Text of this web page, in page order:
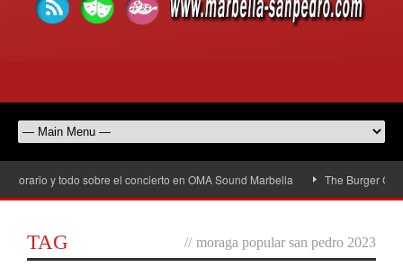
y todo sobre el concierto en OMA Sound Marbella The Burger Cup
TAG // moraga popular san pedro 2023